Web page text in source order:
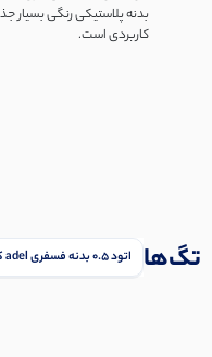
بدنه پلاستیکی رنگی بسیار
کاربردی است.
تگ‌ها اتود 0.5 بدنه فسفری adel کد 212